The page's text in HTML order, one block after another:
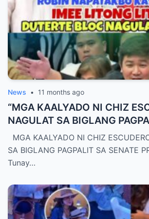
News • 11 months ago
“MGA KAALYADO NI CHIZ
NAGULAT SA BIGLANG
Alam Kung Bakit Pinalitan si
Eksklusibong Detalye sa
Mga Diskaya at Secret
Labanan ng Kapangyarihan!”
MGA KAALYADO NI CHIZ
SA BIGLANG PAGPALIT SA SENATE
Tunay…